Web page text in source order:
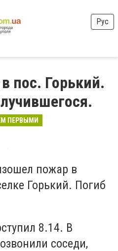
Рус
пос. Горький.
ПЕРВЫМИ
пожар в
Горький. Погиб
8.14. В
соседи,